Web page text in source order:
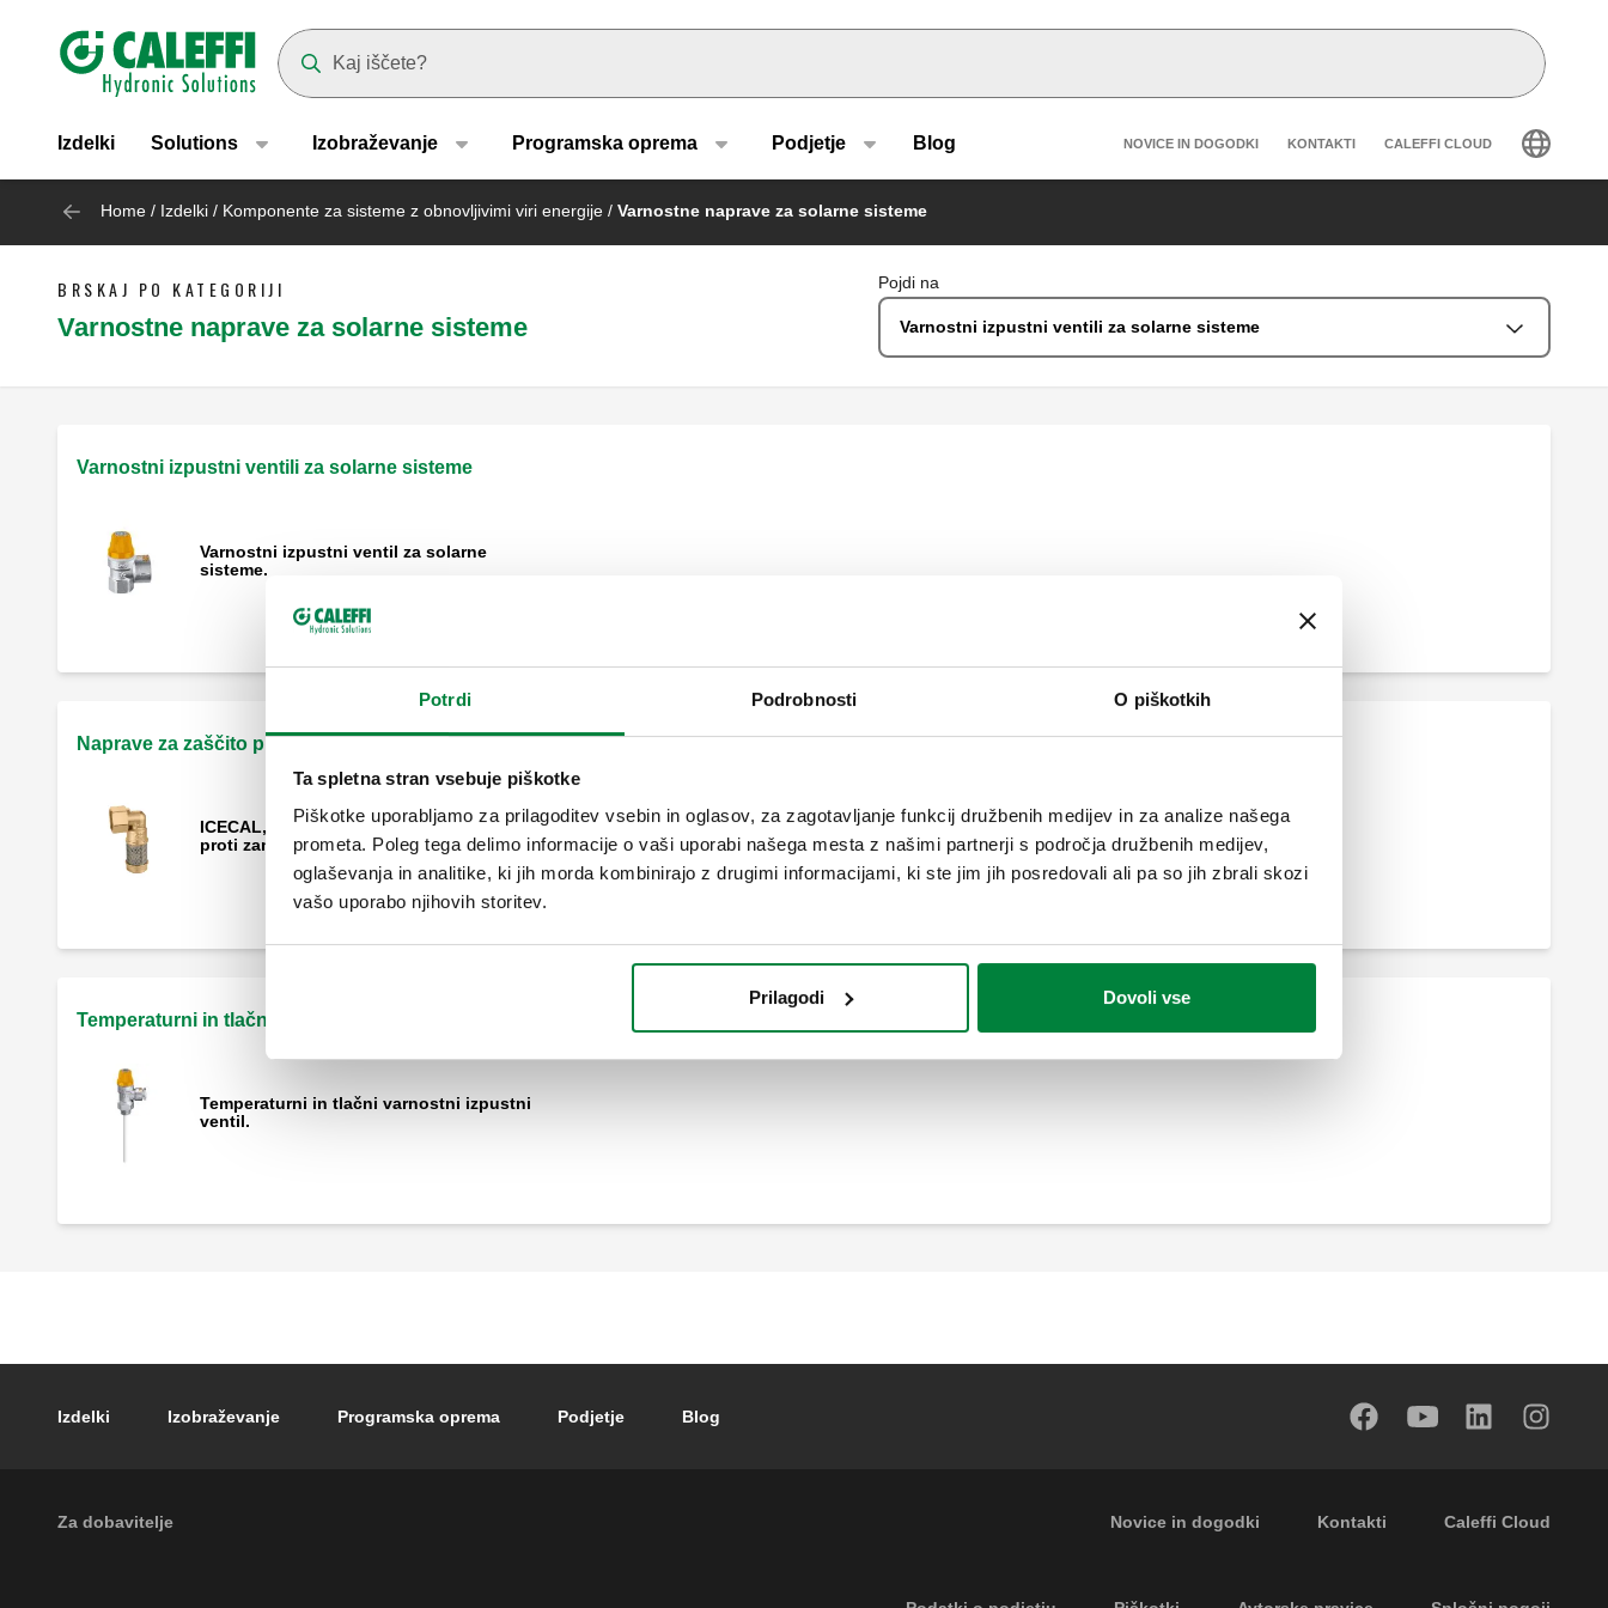
Potrdi Podrobnosti O piškotkih
Ta spletna stran vsebuje piškotke
Piškotke uporabljamo za prilagoditev vsebin in oglasov, za zagotavljanje funkcij družbenih medijev in za analize našega
prometa. Poleg tega delimo informacije o vaši uporabi našega mesta z našimi partnerji s področja družbenih medijev,
oglaševanja in analitike, ki jih morda kombinirajo z drugimi informacijami, ki ste jim jih posredovali ali pa so jih zbrali skozi
vašo uporabo njihovih storitev.
Prilagodi Dovoli vse
Header main navigation
Izdelki Solutions Izobraževanje Programska oprema Podjetje Blog Header secondary navigation
NOVICE IN DOGODKI KONTAKTI CALEFFI CLOUD
Home / Izdelki / Komponente za sisteme z obnovljivimi viri energije / Varnostne naprave za solarne sisteme
BRSKAJ PO KATEGORIJI
Varnostne naprave za solarne sisteme
Pojdi na
Varnostni izpustni ventili za solarne sisteme
Varnostni izpustni ventili za solarne sisteme
Varnostni izpustni ventil za solarne
sisteme.
Naprave za zaščito pred zmrzovanjem
ICECAL, Varnostna naprava za zaščito
proti zamrzovanju.
Temperaturni in tlačni varnostni izpustni ventili za solarne sisteme
Temperaturni in tlačni varnostni izpustni
ventil.
Footer main navigation
Izdelki Izobraževanje Programska oprema Podjetje Blog
External links
Za dobavitelje Footer secondary navigation
Novice in dogodki Kontakti Caleffi Cloud